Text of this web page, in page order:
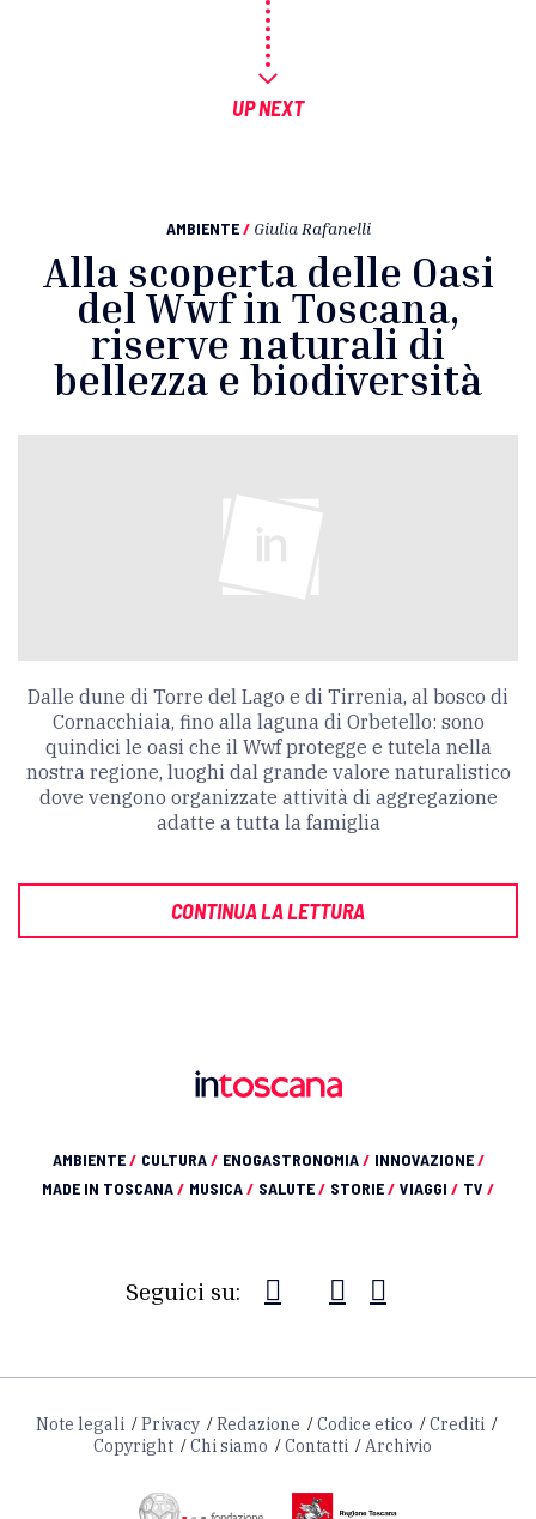
UP NEXT
AMBIENTE / Giulia Rafanelli
Alla scoperta delle Oasi
del Wwf in Toscana,
riserve naturali di
bellezza e biodiversità
Dalle dune di Torre del Lago e di Tirrenia, al bosco di
Cornacchiaia, fino alla laguna di Orbetello: sono
quindici le oasi che il Wwf protegge e tutela nella
nostra regione, luoghi dal grande valore naturalistico
dove vengono organizzate attività di aggregazione
adatte a tutta la famiglia
CONTINUA LA LETTURA
AMBIENTE/ CULTURA/ ENOGASTRONOMIA/ INNOVAZIONE/
MADE IN TOSCANA/ MUSICA/ SALUTE/ STORIE/ VIAGGI / TV /
Seguici su:
Note legali Privacy Redazione Codice etico
Crediti
Copyright
Chi siamo Contatti Archivio